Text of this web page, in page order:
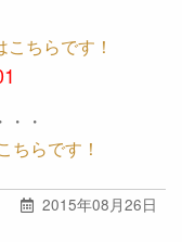
ちらです！
・
ちらです！
2015年08月26日